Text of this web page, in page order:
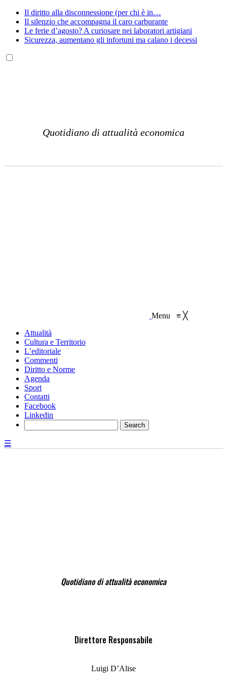
Il diritto alla disconnessione (per chi è in…
Il silenzio che accompagna il caro carburante
Le ferie d’agosto? A curiosare nei laboratori artigiani
Sicurezza, aumentano gli infortuni ma calano i decessi
Quotidiano di attualità economica
Menu ≡ ╳
Attualità
Cultura e Territorio
L’editoriale
Commenti
Diritto e Norme
Agenda
Sport
Contatti
Facebook
Linkedin
☰
Quotidiano di attualità economica
Direttore Responsabile
Luigi D’Alise